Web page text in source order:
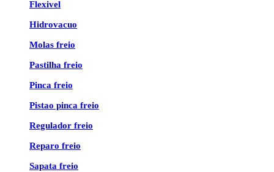
Flexivel
Hidrovacuo
Molas freio
Pastilha freio
Pinca freio
Pistao pinca freio
Regulador freio
Reparo freio
Sapata freio